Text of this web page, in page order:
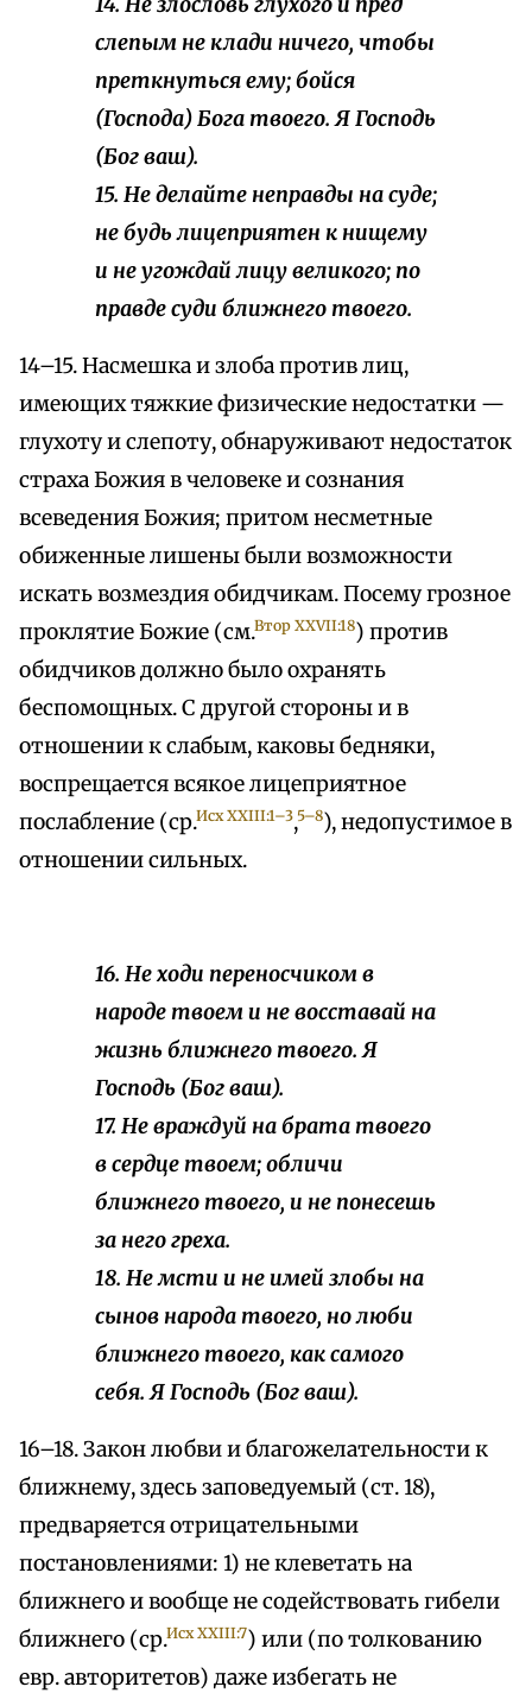
слепым не клади ничего, чтобы
преткнуться ему; бойся
(Господа) Бога твоего. Я Господь
(Бог ваш).
15. Не делайте неправды на суде;
не будь лицеприятен к нищему
и не угождай лицу великого; по
правде суди ближнего твоего.
14–15. Насмешка и злоба против лиц,
имеющих тяжкие физические недостатки —
глухоту и слепоту, обнаруживают недостаток
страха Божия в человеке и сознания
всеведения Божия; притом несметные
обиженные лишены были возможности
искать возмездия обидчикам. Посему грозное
проклятие Божие (см.Втор XXVII:18) против
обидчиков должно было охранять
беспомощных. С другой стороны и в
отношении к слабым, каковы бедняки,
воспрещается всякое лицеприятное
послабление (ср.Исх XXIII:1–3,5–8), недопустимое в
отношении сильных.
16. Не ходи переносчиком в
народе твоем и не восставай на
жизнь ближнего твоего. Я
Господь (Бог ваш).
17. Не враждуй на брата твоего
в сердце твоем; обличи
ближнего твоего, и не понесешь
за него греха.
18. Не мсти и не имей злобы на
сынов народа твоего, но люби
ближнего твоего, как самого
себя. Я Господь (Бог ваш).
16–18. Закон любви и благожелательности к
ближнему, здесь заповедуемый (ст. 18),
предваряется отрицательными
постановлениями: 1) не клеветать на
ближнего и вообще не содействовать гибели
ближнего (ср.Исх XXIII:7) или (по толкованию
евр. авторитетов) даже избегать не